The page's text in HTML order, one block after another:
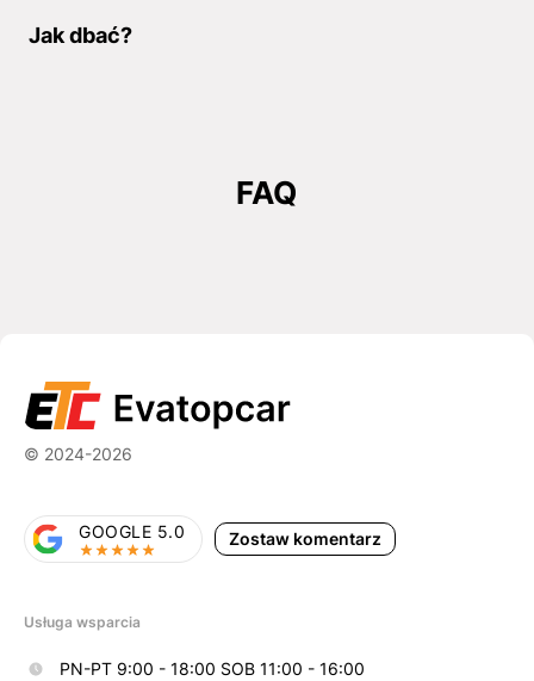
Jak dbać?
FAQ
© 2024-2026
Zostaw komentarz
GOOGLE 5.0
Usługa wsparcia
PN-PT 9:00 - 18:00 SOB 11:00 - 16:00